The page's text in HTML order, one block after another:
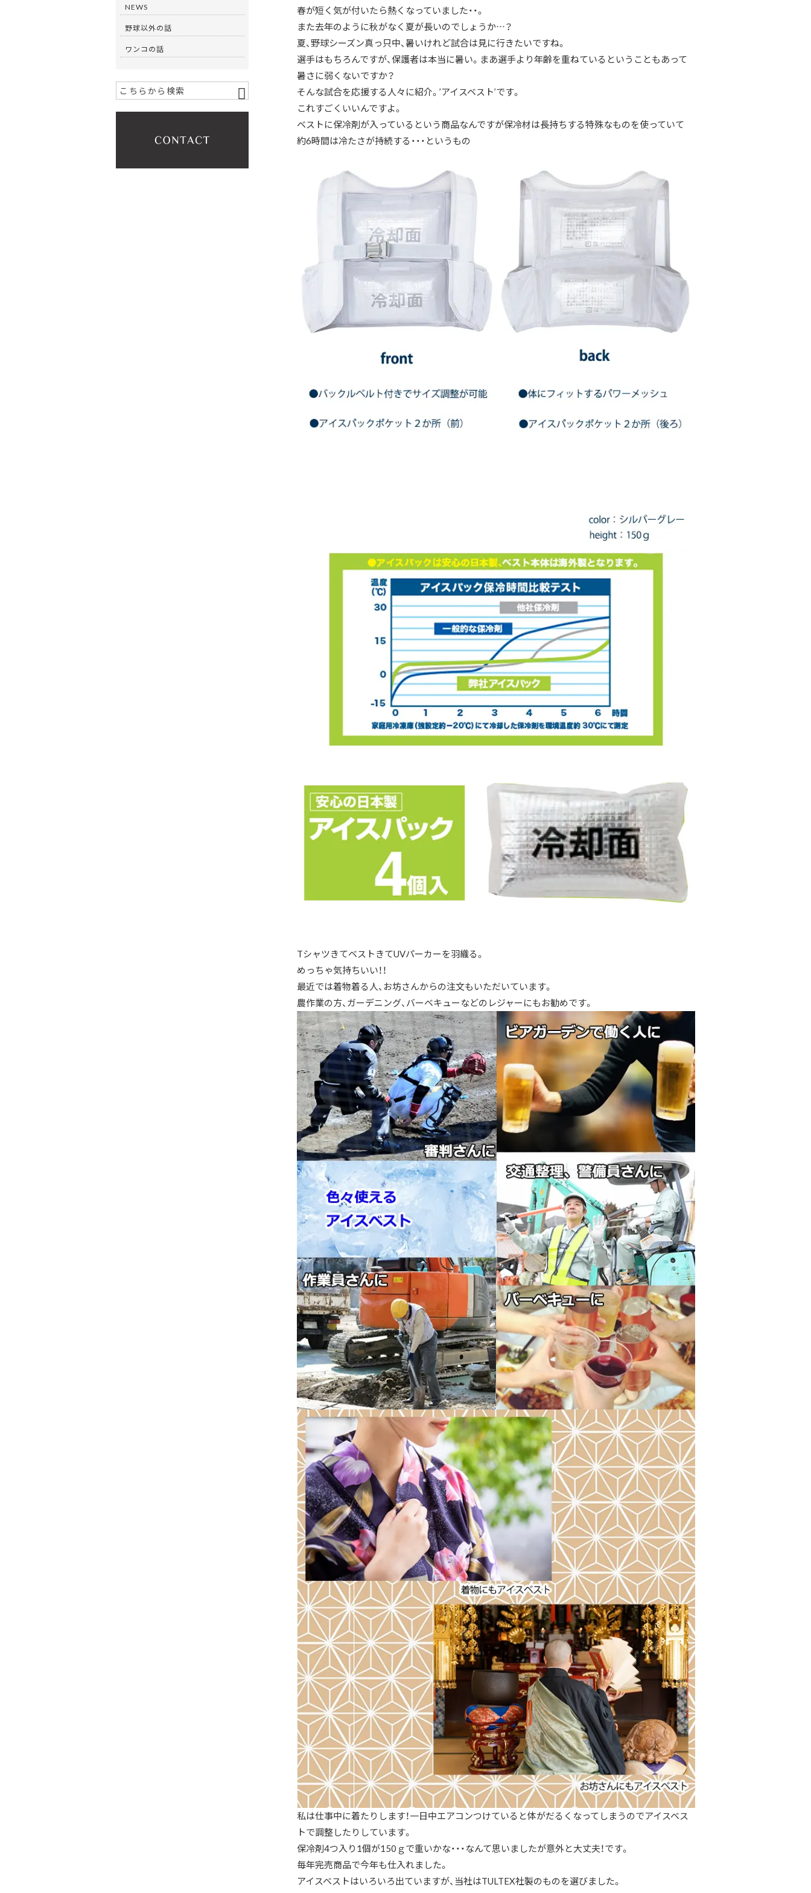
春が短く気が付いたら熱くなっていました・・。
また去年のように秋がなく夏が長いのでしょうか…？
夏、野球シーズン真っ只中、暑いけれど試合は見に行きたいですね。
選手はもちろんですが、保護者は本当に暑い。まあ選手より年齢を重ねているということもあって
暑さに弱くないですか？
そんな試合を応援する人々に紹介。’アイスベスト’です。
これすごくいいんですよ。
ベストに保冷剤が入っているという商品なんですが保冷材は長持ちする特殊なものを使っていて
約6時間は冷たさが持続する・・・というもの
TシャツきてベストきてUVパーカーを羽織る。
めっちゃ気持ちいい！！
最近では着物着る人、お坊さんからの注文もいただいています。
農作業の方、ガーデニング、バーベキューなどのレジャーにもお勧めです。
私は仕事中に着たりします！一日中エアコンつけていると体がだるくなってしまうのでアイスベス
トで調整したりしています。
保冷剤4つ入り1個が150ｇで重いかな・・・なんて思いましたが意外と大丈夫！です。
毎年完売商品で今年も仕入れました。
アイスベストはいろいろ出ていますが、当社はTULTEX社製のものを選びました。
NEWS
野球以外の話
ワンコの話